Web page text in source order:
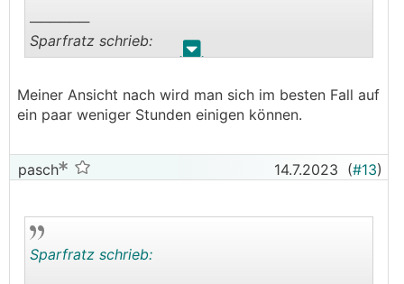
. .
──────
Sparfratz schrieb:
Nebensatz „Arbeitsaufwand wird nach
tatsächlichen Aufwand verrechnet“.
Also wenn das so im Vertrag steht würd ich mir
keinerlei Chancen ausrechnen lediglich 200h
───────────────
Was wäre dann deine Einschätzung? Es wurde
Meiner Ansicht nach wird man sich im besten Fall auf
ein paar weniger Stunden einigen können.
pasch 14.7.2023 (#13)
Sparfratz schrieb: